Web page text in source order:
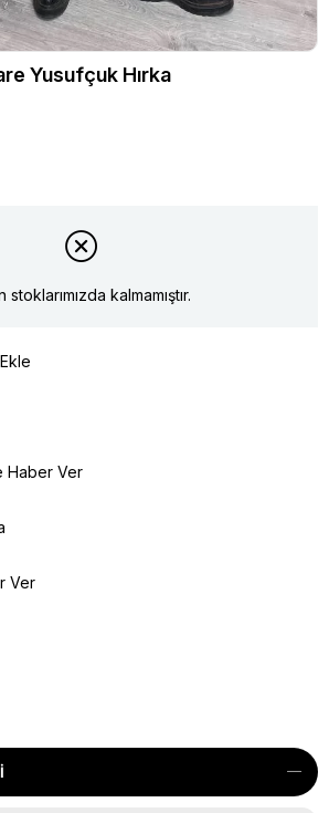
Yusufçuk Hırka
stoklarımızda kalmamıştır.
Haber Ver
Ver